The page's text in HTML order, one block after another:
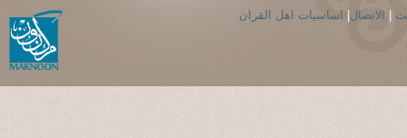
| الاتصال| اساسيات اهل القران